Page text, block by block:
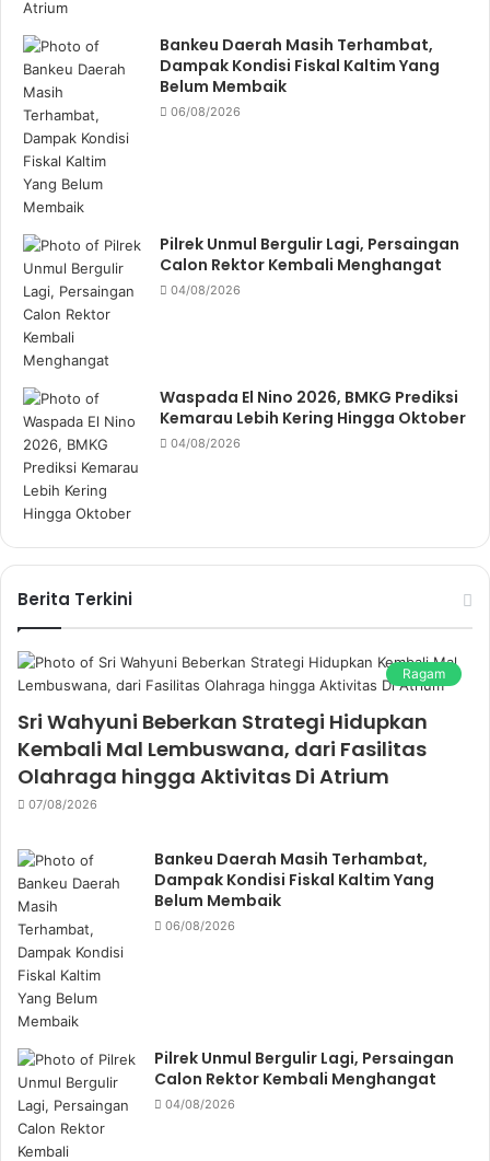
Bankeu Daerah Masih Terhambat,
Dampak Kondisi Fiskal Kaltim Yang
Belum Membaik
06/08/2026
Pilrek Unmul Bergulir Lagi, Persaingan
Calon Rektor Kembali Menghangat
04/08/2026
Waspada El Nino 2026, BMKG Prediksi
Kemarau Lebih Kering Hingga Oktober
04/08/2026
Berita Terkini
Ragam
Sri Wahyuni Beberkan Strategi Hidupkan
Kembali Mal Lembuswana, dari Fasilitas
Olahraga hingga Aktivitas Di Atrium
07/08/2026
Bankeu Daerah Masih Terhambat,
Dampak Kondisi Fiskal Kaltim Yang
Belum Membaik
06/08/2026
Pilrek Unmul Bergulir Lagi, Persaingan
Calon Rektor Kembali Menghangat
04/08/2026